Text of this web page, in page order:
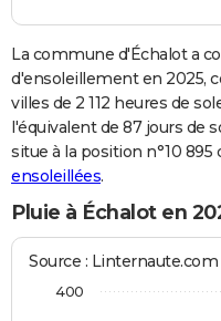
La commune d'Échalot a
d'ensoleillement en 2025,
villes de 2 112 heures de
l'équivalent de 87 jours de
situe à la position n°10
ensoleillées.
Pluie à Échalot en
Source :
400